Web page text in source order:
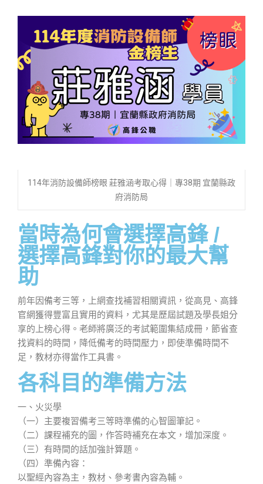
114年消防設備師榜眼 莊雅涵考取心得｜專38期 宜蘭縣政
府消防局
當時為何會選擇高鋒 /
選擇高鋒對你的最大幫
助
前年因備考三等，上網查找補習相關資訊，從高見、高鋒
官網獲得豐富且實用的資料，尤其是歷屆試題及學長姐分
享的上榜心得。老師將廣泛的考試範圍集結成冊，節省查
找資料的時間，降低備考的時間壓力，即使準備時間不
足，教材亦得當作工具書。
各科目的準備方法
一、火災學
（一）主要複習備考三等時準備的心智圖筆記。
（二）課程補充的圖，作答時補充在本文，增加深度。
（三）有時間的話加強計算題。
（四）準備內容：
以聖經內容為主，教材、參考書內容為輔。